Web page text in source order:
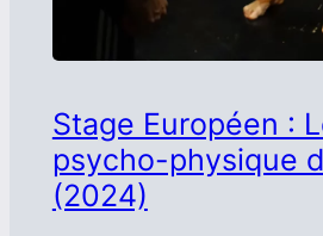
Stage Européen :
psycho-physique
(2024)